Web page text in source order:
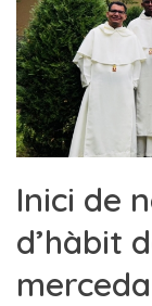
Inici de
d’hàbit